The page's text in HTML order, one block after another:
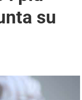
su